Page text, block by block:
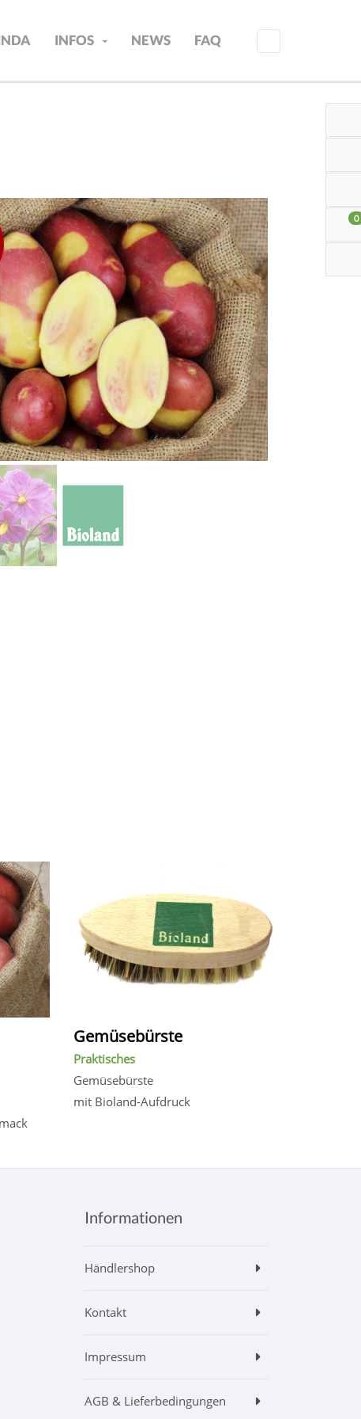
INFOS NEWS FAQ
verkauft
Gemüsebürste
Praktisches
Gemüsebürste
mit Bioland-Aufdruck
Informationen
Händlershop
Kontakt
Impressum
AGB & Lieferbedingungen
0